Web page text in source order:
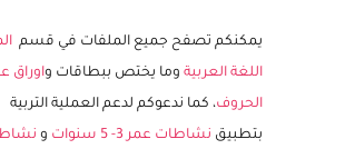
يمكنكم تصفح جميع الملفات في قسم
اللغة العربية
وما يختص ببطاقات و
اوراق
الحروف ، كما ندعوكم لدعم العملية التربية